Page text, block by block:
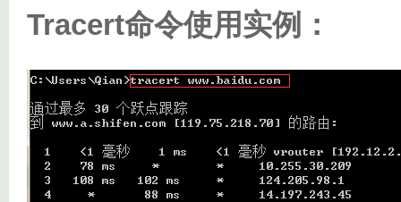
Tracert命令使用实例：